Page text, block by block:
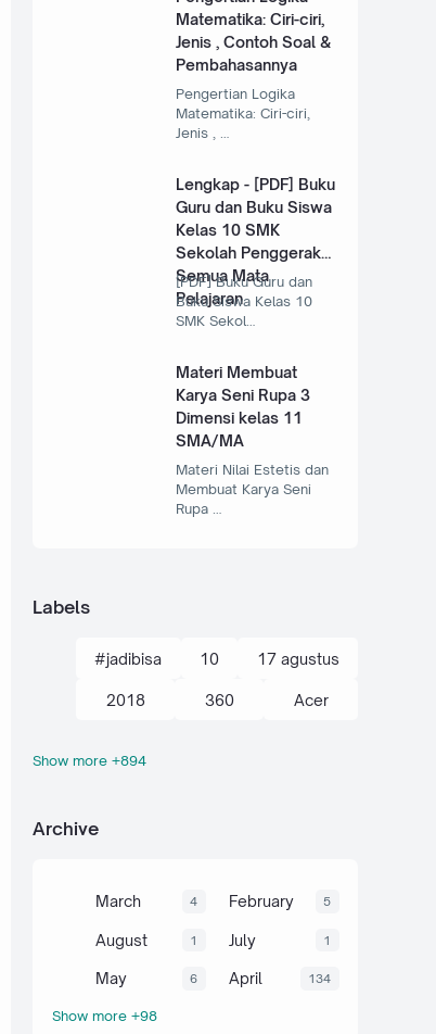
Matematika: Ciri-ciri,
Jenis , Contoh Soal &
Pembahasannya
Pengertian Logika
Matematika: Ciri-ciri,
Jenis , …
Lengkap - [PDF] Buku
Guru dan Buku Siswa
Kelas 10 SMK
Sekolah Penggerak
Semua Mata
Pelajaran
[PDF] Buku Guru dan
Buku Siswa Kelas 10
SMK Sekol…
Materi Membuat
Karya Seni Rupa 3
Dimensi kelas 11
SMA/MA
Materi Nilai Estetis dan
Membuat Karya Seni
Rupa …
Labels
#jadibisa 10 17 agustus
2018 360 Acer
action kamera
akhir tahun akuntansi
al-quran hadits alami alat
aljabar Alkana amalan
Anaerob
Show more +894
Archive
March 4 February 5
August 1 July 1
May 6 April 134
Show more +98